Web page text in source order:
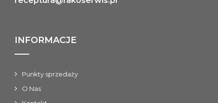
INFORMACJE
Punkty sprzedaży
O Nas